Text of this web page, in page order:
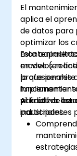
El
aplica el
de datos para
optimizar los
modelos
lo que
vida útil de los
Esta
en vivo (en
profesionales
implementar
predictivo
industriales.
Al finalizar
participantes